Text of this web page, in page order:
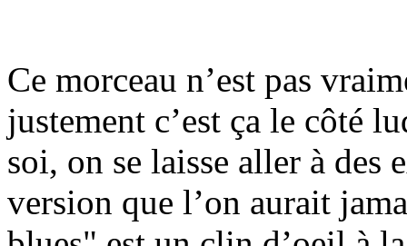
Ce morceau n’est pas
justement c’est ça le côté
soi, on se laisse aller à des
version que l’on aurait